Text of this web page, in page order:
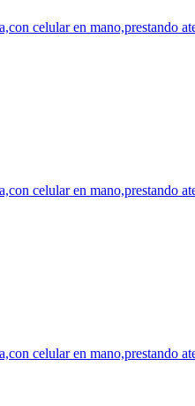
celular en mano,prestando
celular en mano,prestando
celular en mano,prestando